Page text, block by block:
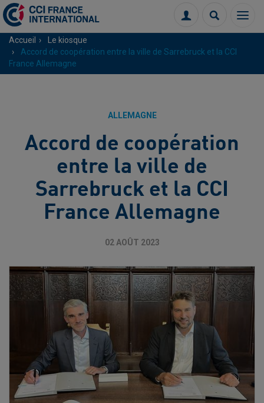
Menu
Connexion
Accueil
Le kiosque
Accord de coopération entre la ville de Sarrebruck et la CCI
France Allemagne
ALLEMAGNE
Accord de coopération
entre la ville de
Sarrebruck et la CCI
France Allemagne
02 AOÛT 2023